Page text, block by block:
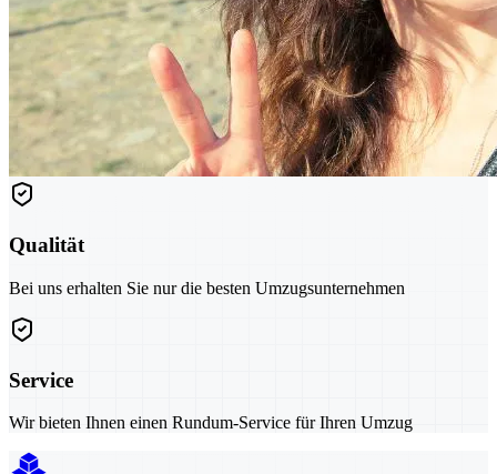
Qualität
Bei uns erhalten Sie nur die besten Umzugsunternehmen
Service
Wir bieten Ihnen einen Rundum-Service für Ihren Umzug